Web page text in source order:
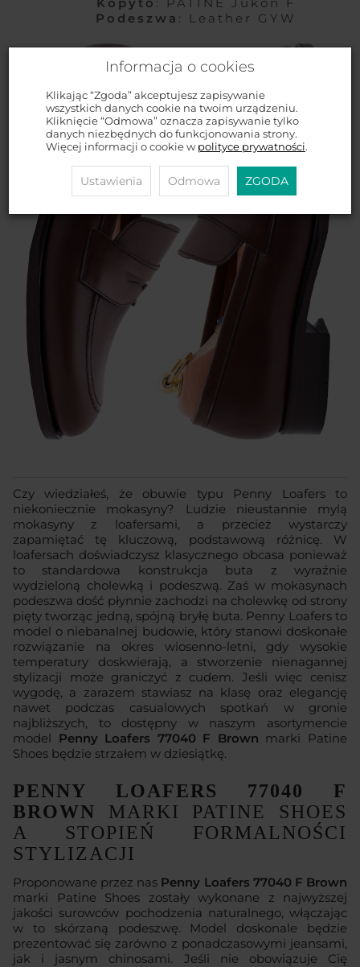
Podeszwa : Leather GYW
Czy wiedziałeś, że obuwie typu Penny Loafers to
niekoniecznie mokasyny? Ludzie nieustannie mylą
mokasyny z loafersami, a przecież wystarczy
zapamiętać tę kluczową, podstawową różnicę. W
loafersach doświadczysz klasycznego obcasa ponieważ
to standardowa konstrukcja buta z wyraźnie
wydzieloną cholewką i podeszwą. Zaś w mokasynach
podeszwa dość płynnie zachodzi na cholewkę od strony
pięty tworząc jedną, spójną bryłę buta. Penny Loafers to
model o niebanalnej budowie, który stanowi doskonałe
rozwiązanie na okres wiosenno-letni, gdy wysokie
temperatury doskwierają, a stworzenie nienagannej
stylizacji może graniczyć z cudem. Jeśli więc cenisz
wygodę, a zarazem stawiasz na klasę oraz elegancję
nawet podczas casualowych spotkań w gronie
najbliższych, to dostępny w naszym asortymencie
model Penny Loafers 77040 F Brown marki Patine
Shoes będzie strzałem w dziesiątkę.
PENNY LOAFERS 77040 F
BROWN MARKI PATINE SHOES
A STOPIEŃ FORMALNOŚCI
STYLIZACJI
Proponowane przez nas Penny Loafers 77040 F Brown
marki Patine Shoes zostały wykonane z najwyższej
jakości surowców pochodzenia naturalnego, włączając
w to skórzaną podeszwę. Model doskonale będzie
prezentować się zarówno z ponadczasowymi jeansami,
jak i jasnym chinosami. Jeśli nie obowiązuje Cię
Informacja o cookies
Klikając “Zgoda” akceptujesz zapisywanie
wszystkich danych cookie na twoim urządzeniu.
Kliknięcie “Odmowa” oznacza zapisywanie tylko
danych niezbędnych do funkcjonowania strony.
Więcej informacji o cookie w polityce prywatności.
Ustawienia Odmowa ZGODA